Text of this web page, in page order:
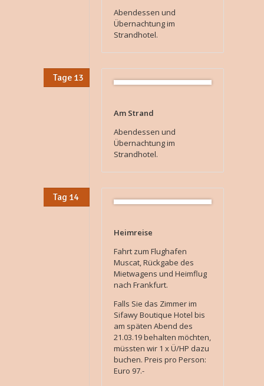
Abendessen und
Übernachtung im
Strandhotel.
Tage 13
Am Strand
Abendessen und
Übernachtung im
Strandhotel.
Tag 14
Heimreise
Fahrt zum Flughafen
Muscat, Rückgabe des
Mietwagens und Heimflug
nach Frankfurt.
Falls Sie das Zimmer im
Sifawy Boutique Hotel bis
am späten Abend des
21.03.19 behalten möchten,
müssten wir 1 x Ü/HP dazu
buchen. Preis pro Person:
Euro 97.-